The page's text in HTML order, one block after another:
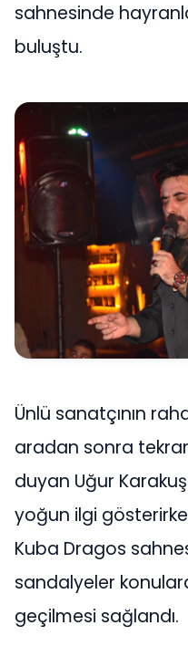
sahnesinde
buluştu.
Ünlü sanatçının
aradan sonra
duyan Uğur
yoğun ilgi
Kuba Dragos
sandalyeler
geçilmesi sağlandı.